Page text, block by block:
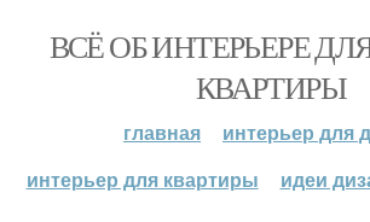
ВСЁ ОБ ИНТЕРЬЕРЕ
КВАРТИРЫ
главная
интерьер для
интерьер для квартиры
идеи